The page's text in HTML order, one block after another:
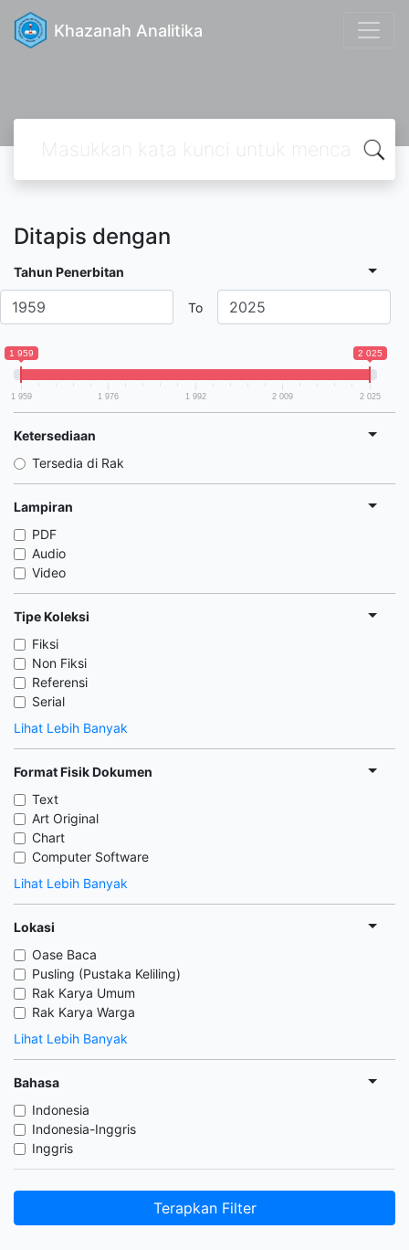
Khazanah Analitika
Ditapis dengan
Tahun Penerbitan
To
1 959 2 025
1 959 1 976 1 992 2 009 2 025
Ketersediaan
Tersedia di Rak
Lampiran
PDF
Audio
Video
Tipe Koleksi
Fiksi
Non Fiksi
Referensi
Serial
Lihat Lebih Banyak
Format Fisik Dokumen
Text
Art Original
Chart
Computer Software
Lihat Lebih Banyak
Lokasi
Oase Baca
Pusling (Pustaka Keliling)
Rak Karya Umum
Rak Karya Warga
Lihat Lebih Banyak
Bahasa
Indonesia
Indonesia-Inggris
Inggris
Terapkan Filter